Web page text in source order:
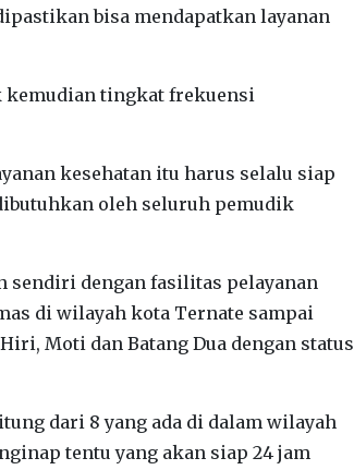
bisa mendapatkan layanan
kemudian tingkat frekuensi
kesehatan itu harus selalu siap
oleh seluruh pemudik
sendiri dengan fasilitas pelayanan
di wilayah kota Ternate sampai
Moti dan Batang Dua dengan status
dari 8 yang ada di dalam wilayah
tentu yang akan siap 24 jam